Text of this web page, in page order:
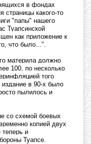
в фондах
страницы какого-то
"папы" нашего
Туапсинской
как приложение к
что было...".
материла должно
100, по несколько
того
в 90-х было
пылилось и
со схемой боевых
копией двух
и
Туапсе.